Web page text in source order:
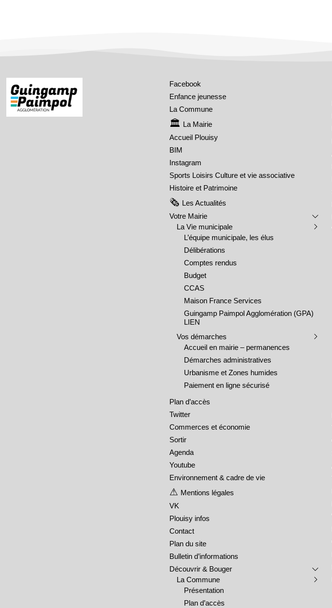
Facebook
Enfance jeunesse
La Commune
La Mairie
Accueil Plouisy
BIM
Instagram
Sports Loisirs Culture et vie associative
Histoire et Patrimoine
Les Actualités
Votre Mairie
La Vie municipale
L’équipe municipale, les élus
Délibérations
Comptes rendus
Budget
CCAS
Maison France Services
Guingamp Paimpol Agglomération (GPA)
LIEN
Vos démarches
Accueil en mairie – permanences
Démarches administratives
Urbanisme et Zones humides
Paiement en ligne sécurisé
Plan d’accès
Twitter
Commerces et économie
Sortir
Agenda
Youtube
Environnement & cadre de vie
Mentions légales
VK
Plouisy infos
Contact
Plan du site
Bulletin d’informations
Découvrir & Bouger
La Commune
Présentation
Plan d’accès